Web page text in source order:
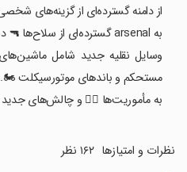
از دامنه گسترده‌ای از گزینه‌های
به arsenal گسترده‌ای از سلاح‌ها 🔫 دسترسی پیدا کنید.
وسایل نقلیه جدید شامل
مستحکم و باندهای موتورسیکلت 🏍️.
به مأموریت‌ها 🕵️‍♂️ و چالش‌های
نظرات و امتیازها